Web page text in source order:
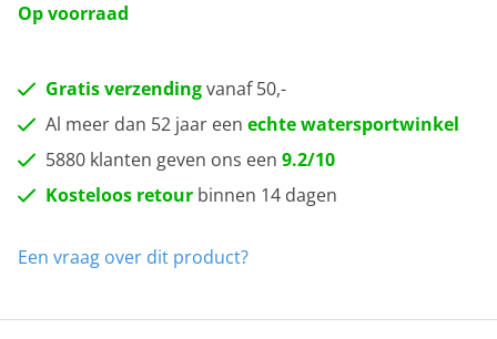
Op voorraad
Gratis verzendingvanaf 50,-
Al meer dan 52 jaar een echte watersportwinkel
5880 klanten geven ons een 9.2/10
Kosteloos retour binnen 14 dagen
Een vraag over dit product?